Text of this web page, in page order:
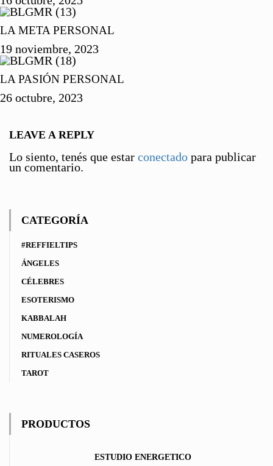
LA META PERSONAL
19 noviembre, 2023
LA PASIÓN PERSONAL
26 octubre, 2023
LEAVE A REPLY
Lo siento, tenés que estar conectado para publicar
un comentario.
CATEGORÍA
#REFFIELTIPS
ÁNGELES
CÉLEBRES
ESOTERISMO
KABBALAH
NUMEROLOGÍA
RITUALES CASEROS
TAROT
PRODUCTOS
ESTUDIO ENERGÉTICO